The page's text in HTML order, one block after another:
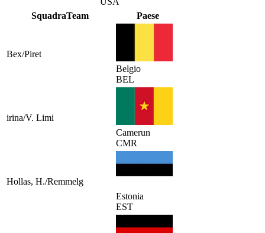
SquadraTeam Paese
Bex/Piret
Belgio
BEL
irina/V. Limi
Camerun
CMR
Hollas, H./Remmelg
Estonia
EST